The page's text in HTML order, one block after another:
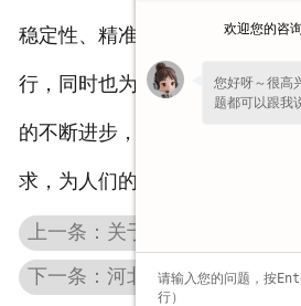
稳定性、精准性和可调性使得电
行，同时也为创新应用提供了广
的不断进步，电阻器将继续发展
求，为人们的生活带来更多的便
上一条：关于河北起重机保护
欢迎您的咨
您好呀～很高
题都可以跟我